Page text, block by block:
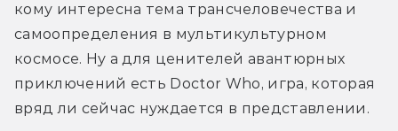
кому интересна тема трансчеловечества и
самоопределения в мультикультурном
космосе. Ну а для ценителей авантюрных
приключений есть Doctor Who, игра, которая
вряд ли сейчас нуждается в представлении.